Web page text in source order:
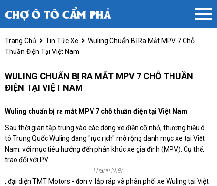
Trang Chủ Tin Tức Xe
Wuling Chuẩn Bị Ra Mắt MPV 7 Chỗ
Thuần Điện Tại Việt Nam
WULING CHUẨN BỊ RA MẮT MPV 7 CHỖ THUẦN
ĐIỆN TẠI VIỆT NAM
Wuling chuẩn bị ra mắt MPV 7 chỗ thuần điện tại Việt Nam
Sau thời gian tập trung vào các dòng xe điện cỡ nhỏ, thương hiệu ô
tô Trung Quốc Wuling đang "rục rịch" mở rộng danh mục xe tại Việt
Nam, với mục tiêu hướng đến phân khúc xe gia đình (MPV). Cụ thể,
trao đổi với PV
Thanh Niên
, đại diện TMT Motors - đơn vị lắp ráp và phân phối xe Wuling tại Việt